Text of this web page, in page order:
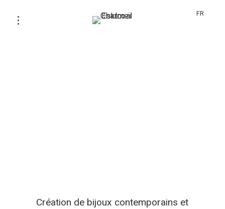
FR
Création de bijoux contemporains et